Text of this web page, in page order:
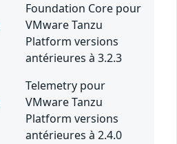
Foundation Core pour
VMware Tanzu
Platform versions
antérieures à 3.2.3
Telemetry pour
VMware Tanzu
Platform versions
antérieures à 2.4.0